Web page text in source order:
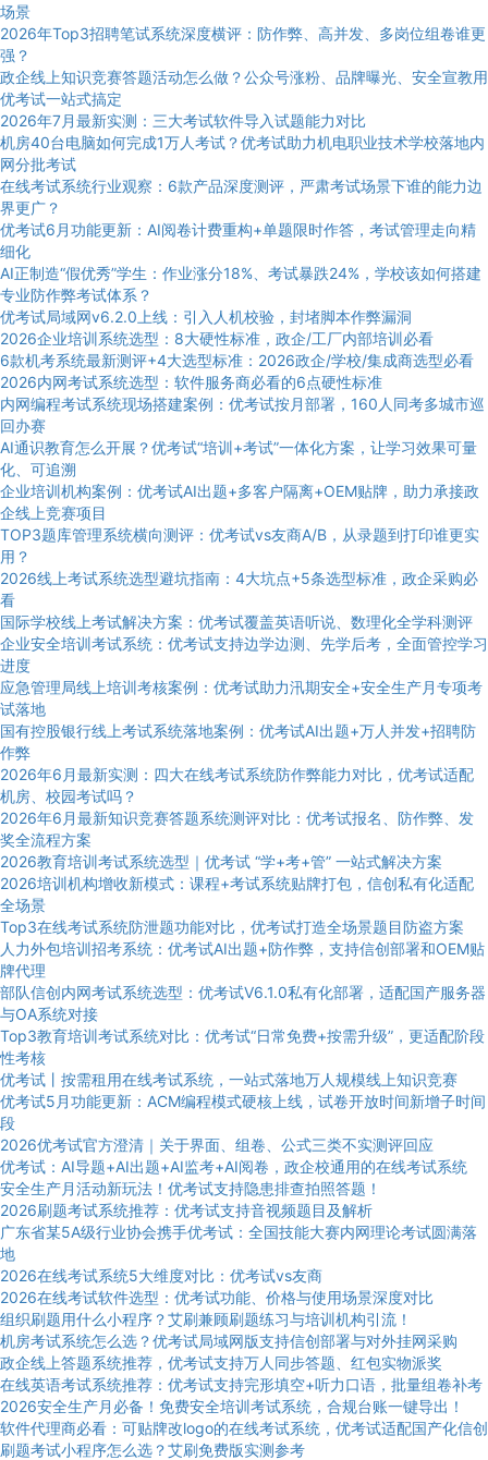
场景
2026年Top3招聘笔试系统深度横评：防作弊、高并发、多岗位组卷谁更
强？
政企线上知识竞赛答题活动怎么做？公众号涨粉、品牌曝光、安全宣教用
优考试一站式搞定
2026年7月最新实测：三大考试软件导入试题能力对比
机房40台电脑如何完成1万人考试？优考试助力机电职业技术学校落地内
网分批考试
在线考试系统行业观察：6款产品深度测评，严肃考试场景下谁的能力边
界更广？
优考试6月功能更新：AI阅卷计费重构+单题限时作答，考试管理走向精
细化
AI正制造“假优秀”学生：作业涨分18%、考试暴跌24%，学校该如何搭建
专业防作弊考试体系？
优考试局域网v6.2.0上线：引入人机校验，封堵脚本作弊漏洞
2026企业培训系统选型：8大硬性标准，政企/工厂内部培训必看
6款机考系统最新测评+4大选型标准：2026政企/学校/集成商选型必看
2026内网考试系统选型：软件服务商必看的6点硬性标准
内网编程考试系统现场搭建案例：优考试按月部署，160人同考多城市巡
回办赛
AI通识教育怎么开展？优考试“培训+考试”一体化方案，让学习效果可量
化、可追溯
企业培训机构案例：优考试AI出题+多客户隔离+OEM贴牌，助力承接政
企线上竞赛项目
TOP3题库管理系统横向测评：优考试vs友商A/B，从录题到打印谁更实
用？
2026线上考试系统选型避坑指南：4大坑点+5条选型标准，政企采购必
看
国际学校线上考试解决方案：优考试覆盖英语听说、数理化全学科测评
企业安全培训考试系统：优考试支持边学边测、先学后考，全面管控学习
进度
应急管理局线上培训考核案例：优考试助力汛期安全+安全生产月专项考
试落地
国有控股银行线上考试系统落地案例：优考试AI出题+万人并发+招聘防
作弊
2026年6月最新实测：四大在线考试系统防作弊能力对比，优考试适配
机房、校园考试吗？
2026年6月最新知识竞赛答题系统测评对比：优考试报名、防作弊、发
奖全流程方案
2026教育培训考试系统选型｜优考试 “学+考+管” 一站式解决方案
2026培训机构增收新模式：课程+考试系统贴牌打包，信创私有化适配
全场景
Top3在线考试系统防泄题功能对比，优考试打造全场景题目防盗方案
人力外包培训招考系统：优考试AI出题+防作弊，支持信创部署和OEM贴
牌代理
部队信创内网考试系统选型：优考试V6.1.0私有化部署，适配国产服务器
与OA系统对接
Top3教育培训考试系统对比：优考试“日常免费+按需升级”，更适配阶段
性考核
优考试丨按需租用在线考试系统，一站式落地万人规模线上知识竞赛
优考试5月功能更新：ACM编程模式硬核上线，试卷开放时间新增子时间
段
2026优考试官方澄清｜关于界面、组卷、公式三类不实测评回应
优考试：AI导题+AI出题+AI监考+AI阅卷，政企校通用的在线考试系统
安全生产月活动新玩法！优考试支持隐患排查拍照答题！
2026刷题考试系统推荐：优考试支持音视频题目及解析
广东省某5A级行业协会携手优考试：全国技能大赛内网理论考试圆满落
地
2026在线考试系统5大维度对比：优考试vs友商
2026在线考试软件选型：优考试功能、价格与使用场景深度对比
组织刷题用什么小程序？艾刷兼顾刷题练习与培训机构引流！
机房考试系统怎么选？优考试局域网版支持信创部署与对外挂网采购
政企线上答题系统推荐，优考试支持万人同步答题、红包实物派奖
在线英语考试系统推荐：优考试支持完形填空+听力口语，批量组卷补考
2026安全生产月必备！免费安全培训考试系统，合规台账一键导出！
软件代理商必看：可贴牌改logo的在线考试系统，优考试适配国产化信创
刷题考试小程序怎么选？艾刷免费版实测参考